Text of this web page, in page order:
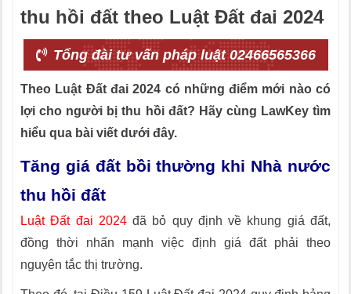
thu hồi đất theo Luật Đất đai 2024
Tổng đài tư vấn pháp luật 02466565366
Theo Luật Đất đai 2024 có những điểm mới nào có
lợi cho người bị thu hồi đất? Hãy cùng LawKey tìm
hiểu qua bài viết dưới đây.
Tăng giá đất bồi thường khi Nhà nước
thu hồi đất
Luật Đất đai 2024đã bỏ quy định về khung giá đất,
đồng thời nhấn mạnh việc định giá đất phải theo
nguyên tắc thị trường.